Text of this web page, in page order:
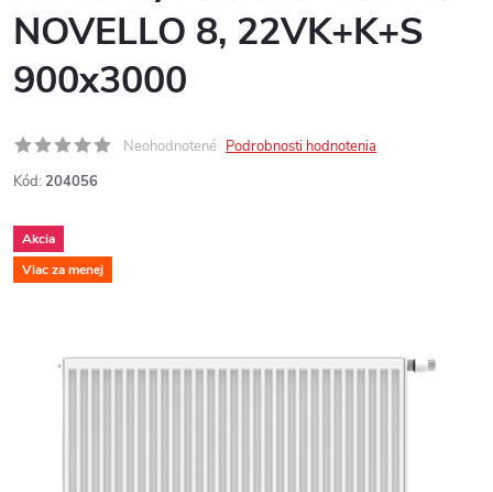
NOVELLO 8, 22VK+K+S
900x3000
Neohodnotené Podrobnosti hodnotenia
Kód: 204056
Akcia
Viac za menej